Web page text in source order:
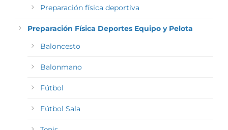
Preparación física deportiva
Preparación Física Deportes Equipo y Pelota
Baloncesto
Balonmano
Fútbol
Fútbol Sala